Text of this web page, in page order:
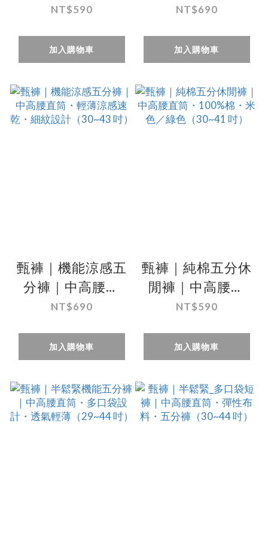
設計・彈性褲頭舒
NT$590
加入購物車
筒五分褲（29–44
NT$690
加入購物車
甄褲｜機能涼感五
分褲｜中高腰直
筒・輕薄涼感速
（30~43 吋）
NT$690
加入購物車
甄褲｜純棉五分休
閒褲｜中高腰直
筒・100%棉・米
吋）
NT$590
加入購物車